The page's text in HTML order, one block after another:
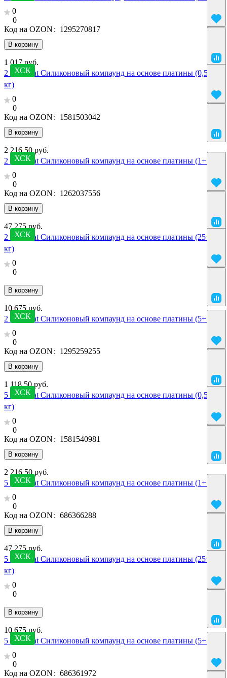
0
0
В корзину
Код на OZON : 1295270817
ХСК
1 017 руб.
2 SilcoPlat Силиконовый компаунд на основе платины (0,5+0,5
кг)
0
0
В корзину
Код на OZON : 1581503042
ХСК
2 216.50 руб.
2 SilcoPlat Силиконовый компаунд на основе платины (1+1 кг)
0
0
В корзину
Код на OZON : 1262037556
ХСК
47 275 руб.
2 SilcoPlat Силиконовый компаунд на основе платины (25+25
кг)
0
0
В корзину
ХСК
10 675 руб.
2 SilcoPlat Силиконовый компаунд на основе платины (5+5 кг)
0
0
В корзину
Код на OZON : 1295259255
ХСК
1 118.50 руб.
5 SilcoPlat Силиконовый компаунд на основе платины (0,5+0,5
кг)
0
0
В корзину
Код на OZON : 1581540981
ХСК
2 216.50 руб.
5 SilcoPlat Силиконовый компаунд на основе платины (1+1 кг)
0
0
В корзину
Код на OZON : 686366288
ХСК
47 275 руб.
5 SilcoPlat Силиконовый компаунд на основе платины (25+25
кг)
0
0
В корзину
ХСК
10 675 руб.
5 SilcoPlat Силиконовый компаунд на основе платины (5+5 кг)
0
0
Код на OZON : 686361972